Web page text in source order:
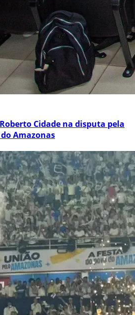
Cidade na disputa pela
Amazonas